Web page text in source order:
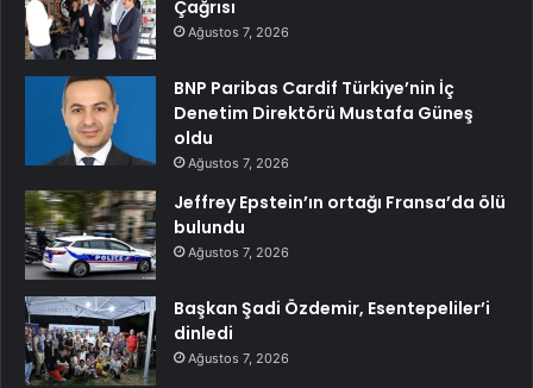
Çağrısı
Ağustos 7, 2026
BNP Paribas Cardif Türkiye’nin İç
Denetim Direktörü Mustafa Güneş
oldu
Ağustos 7, 2026
Jeffrey Epstein’ın ortağı Fransa’da ölü
bulundu
Ağustos 7, 2026
Başkan Şadi Özdemir, Esentepeliler’i
dinledi
Ağustos 7, 2026